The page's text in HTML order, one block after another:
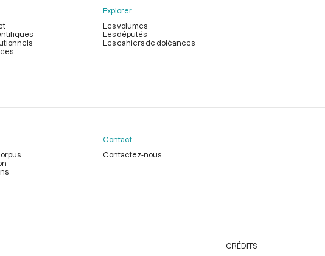
Explorer
Les volumes
Les députés
Les cahiers de doléances
Contact
Contactez-nous
CRÉDITS